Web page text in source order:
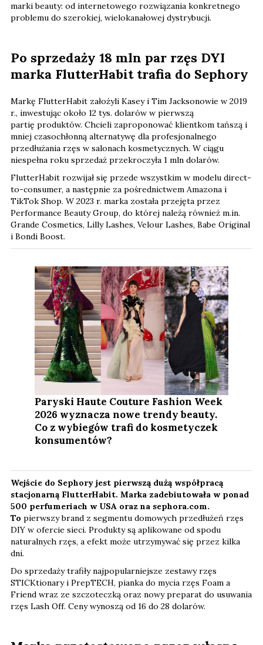
marki beauty: od internetowego rozwiązania konkretnego
problemu do szerokiej, wielokanałowej dystrybucji.
Po sprzedaży 18 mln par rzęs DYI
marka FlutterHabit trafia do Sephory
Markę FlutterHabit założyli Kasey i Tim Jacksonowie w 2019
r., inwestując około 12 tys. dolarów w pierwszą
partię produktów. Chcieli zaproponować klientkom tańszą i
mniej czasochłonną alternatywę dla profesjonalnego
przedłużania rzęs w salonach kosmetycznych. W ciągu
niespełna roku sprzedaż przekroczyła 1 mln dolarów.
FlutterHabit rozwijał się przede wszystkim w modelu direct-
to-consumer, a następnie za pośrednictwem Amazona i
TikTok Shop. W 2023 r. marka została przejęta przez
Performance Beauty Group, do której należą również m.in.
Grande Cosmetics, Lilly Lashes, Velour Lashes, Babe Original
i Bondi Boost.
Paryski Haute Couture Fashion Week
2026 wyznacza nowe trendy beauty.
Co z wybiegów trafi do kosmetyczek
konsumentów?
Wejście do Sephory jest pierwszą dużą współpracą
stacjonarną FlutterHabit. Marka zadebiutowała w ponad
500 perfumeriach w USA oraz na sephora.com.
To pierwszy brand z segmentu domowych przedłużeń rzęs
DIY w ofercie sieci. Produkty są aplikowane od spodu
naturalnych rzęs, a efekt może utrzymywać się przez kilka
dni.
Do sprzedaży trafiły najpopularniejsze zestawy rzęs
STICKtionary i PrepTECH, pianka do mycia rzęs Foam a
Friend wraz ze szczoteczką oraz nowy preparat do usuwania
rzęs Lash Off. Ceny wynoszą od 16 do 28 dolarów.